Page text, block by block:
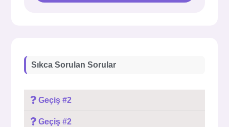
Sıkca Sorulan Sorular
Geçiş #2
Geçiş #2